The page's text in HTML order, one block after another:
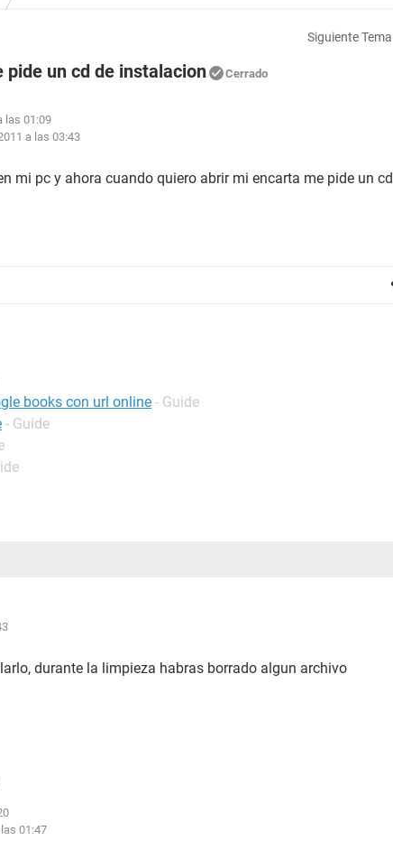
Siguiente Tema
pide un cd de instalacion Cerrado
las 01:09
a las 03:43
mi pc y ahora cuando quiero abrir mi encarta me pide un cd
books con url online - Guide
- Guide
durante la limpieza habras borrado algun archivo
01:47